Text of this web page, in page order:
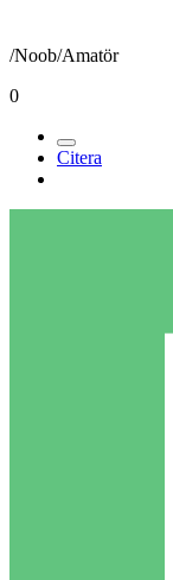
/Noob/Amatör
0
Citera